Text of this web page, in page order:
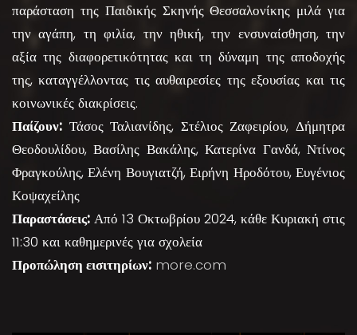
παράσταση της Παιδικής Σκηνής Θεσσαλονίκης μιλά για
την αγάπη, τη φιλία, την ηθική, την ενσυναίσθηση, την
αξία της διαφορετικότητας και τη δύναμη της αποδοχής
της, καταγγέλλοντας τις αυθαιρεσίες της εξουσίας και τις
κοινωνικές διακρίσεις.
Παίζουν: Τάσος Ταλιανίδης, Στέλιος Ζαφειρίου, Δήμητρα
Θεοδουλίδου, Βασίλης Βακάλης, Κατερίνα Γανδά, Ντίνος
Φραγκούλης, Ελένη Βουγιατζή, Ειρήνη Ηροδότου, Ευγένιος
Κοψαχείλης
Παραστάσεις: Από 13 Οκτωβρίου 2024, κάθε Κυριακή στις
11:30 και καθημερινές για σχολεία
Προπώληση εισιτηρίων: more.com